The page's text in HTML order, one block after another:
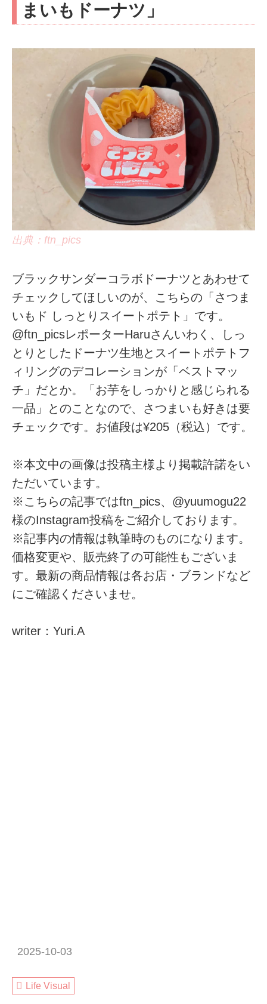
まいもドーナツ」
出典：ftn_pics
ブラックサンダーコラボドーナツとあわせて
チェックしてほしいのが、こちらの「さつま
いもド しっとりスイートポテト」です。
@ftn_picsレポーターHaruさんいわく、しっ
とりとしたドーナツ生地とスイートポテトフ
ィリングのデコレーションが「ベストマッ
チ」だとか。「お芋をしっかりと感じられる
一品」とのことなので、さつまいも好きは要
チェックです。お値段は¥205（税込）です。
※本文中の画像は投稿主様より掲載許諾をい
ただいています。
※こちらの記事ではftn_pics、@yuumogu22
様のInstagram投稿をご紹介しております。
※記事内の情報は執筆時のものになります。
価格変更や、販売終了の可能性もございま
す。最新の商品情報は各お店・ブランドなど
にご確認くださいませ。
writer：Yuri.A
2025-10-03
Life Visual